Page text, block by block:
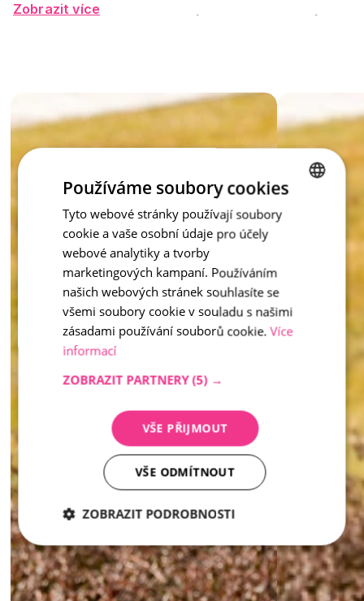
Vyznačují se vysokou odolností vůči povětrnostním vlivům,
Tento mobiliář nejen slouží, ale také dotváří atmosféru –
zkrátka praktické a krásné řešení pro moderní veřejný prostor
i soukromou zahradu.
Zobrazit více
inspirace - Vymývaný kámen
CZECH
Používáme soubory cookies
Tyto webové stránky používají soubory
cookie a vaše osobní údaje pro účely
webové analytiky a tvorby
marketingových kampaní. Používáním
našich webových stránek souhlasíte se
všemi soubory cookie v souladu s našimi
zásadami používání souborů cookie. Více
informací
ZOBRAZIT PARTNERY (5) →
VŠE PŘIJMOUT
VŠE ODMÍTNOUT
ZOBRAZIT PODROBNOSTI
Nezbytně
nutné
soubory
Analytika Marketing